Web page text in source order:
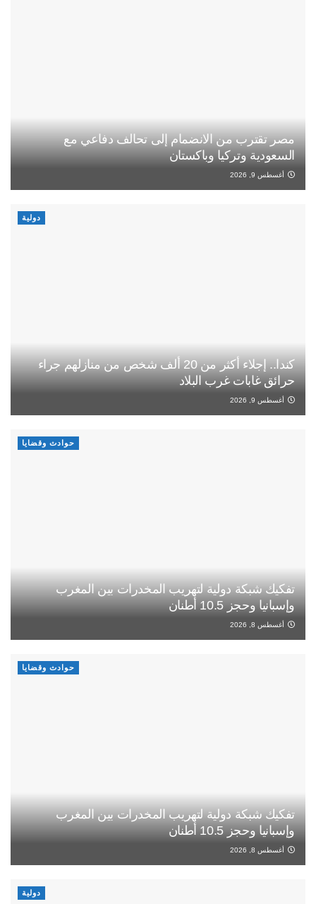
مصر تقترب من الانضمام إلى تحالف دفاعي مع
السعودية وتركيا وباكستان
أغسطس 9, 2026
دولية
كندا.. إجلاء أكثر من 20 ألف شخص من منازلهم جراء
حرائق غابات غرب البلاد
أغسطس 9, 2026
حوادث وقضايا
تفكيك شبكة دولية لتهريب المخدرات بين المغرب
وإسبانيا وحجز 10.5 أطنان
أغسطس 8, 2026
حوادث وقضايا
تفكيك شبكة دولية لتهريب المخدرات بين المغرب
وإسبانيا وحجز 10.5 أطنان
أغسطس 8, 2026
دولية